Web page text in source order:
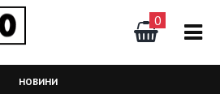
0
НОВИНИ